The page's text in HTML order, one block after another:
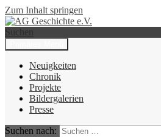
Zum Inhalt springen
AG Geschichte e.V.
Suchen
Neuigkeiten
Chronik
Projekte
Bildergalerien
Presse
Suchen nach: